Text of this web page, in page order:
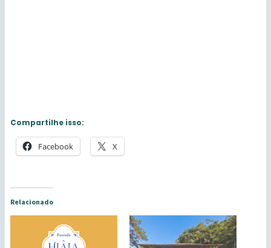
Compartilhe isso:
Facebook X
Relacionado